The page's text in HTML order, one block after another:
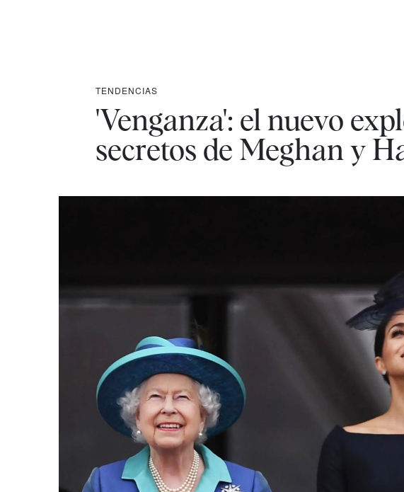
TENDENCIAS
'Venganza': el nuevo
secretos de Meghan y